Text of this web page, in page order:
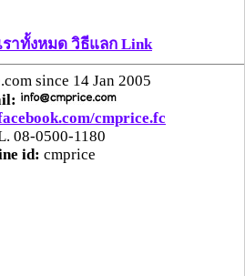
ออกจากถนน และระดมทีมงาน
ยความระมัดระวัง
ราทั้งหมด วิธีแลก Link
since 14 Jan 2005
cmprice.fc
08-0500-1180
id: cmprice